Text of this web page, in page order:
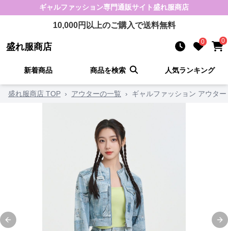
ギャルファッション専門通販サイト盛れ服商店
10,000円以上のご購入で送料無料
盛れ服商店 0 0
新着商品 商品を検索 人気ランキング
盛れ服商店 TOP › アウターの一覧 › ギャルファッション アウタ
Previous slide